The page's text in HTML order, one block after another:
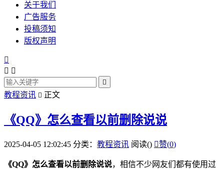
关于我们
广告服务
投稿须知
版权声明

 

教程资讯  正文
《QQ》怎么查看以前删除说说
2025-04-05 12:02:45 分类： 教程资讯 阅读() 赞(0)
《QQ》怎么查看以前删除说说， 相信不少网友们都有使用过